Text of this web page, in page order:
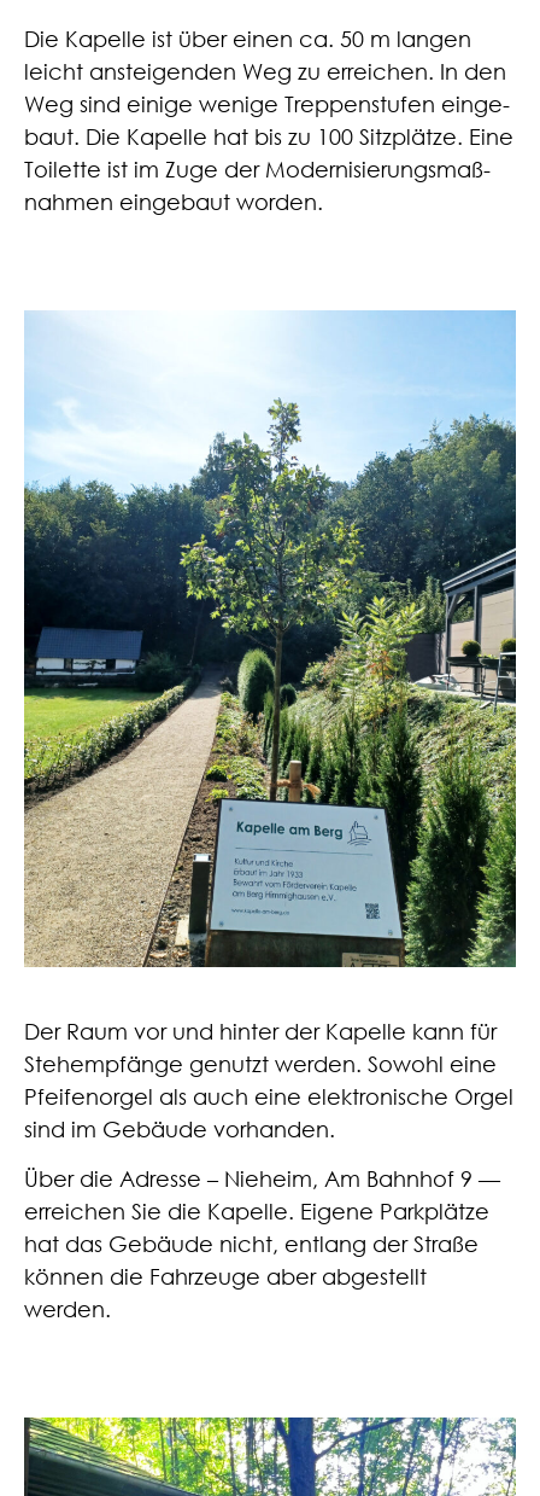
Die Kapel­le ist über einen ca. 50 m lan­gen
leicht anstei­gen­den Weg zu errei­chen. In den
Weg sind eini­ge weni­ge Trep­pen­stu­fen ein­ge­
baut. Die Kapel­le hat bis zu 100 Sitz­plät­ze. Eine
Toi­let­te ist im Zuge der Moder­ni­sie­rungs­maß­
nah­men ein­ge­baut worden.
Der Raum vor und hin­ter der Kapel­le kann für
Steh­emp­fän­ge genutzt wer­den. Sowohl eine
Pfei­fen­or­gel als auch eine elek­tro­ni­sche Orgel
sind im Gebäu­de vorhanden.
Über die Adres­se – Nie­heim, Am Bahn­hof 9 —
errei­chen Sie die Kapel­le. Eige­ne Park­plät­ze
hat das Gebäu­de nicht, ent­lang der Stra­ße
kön­nen die Fahr­zeu­ge aber abge­stellt
werden.